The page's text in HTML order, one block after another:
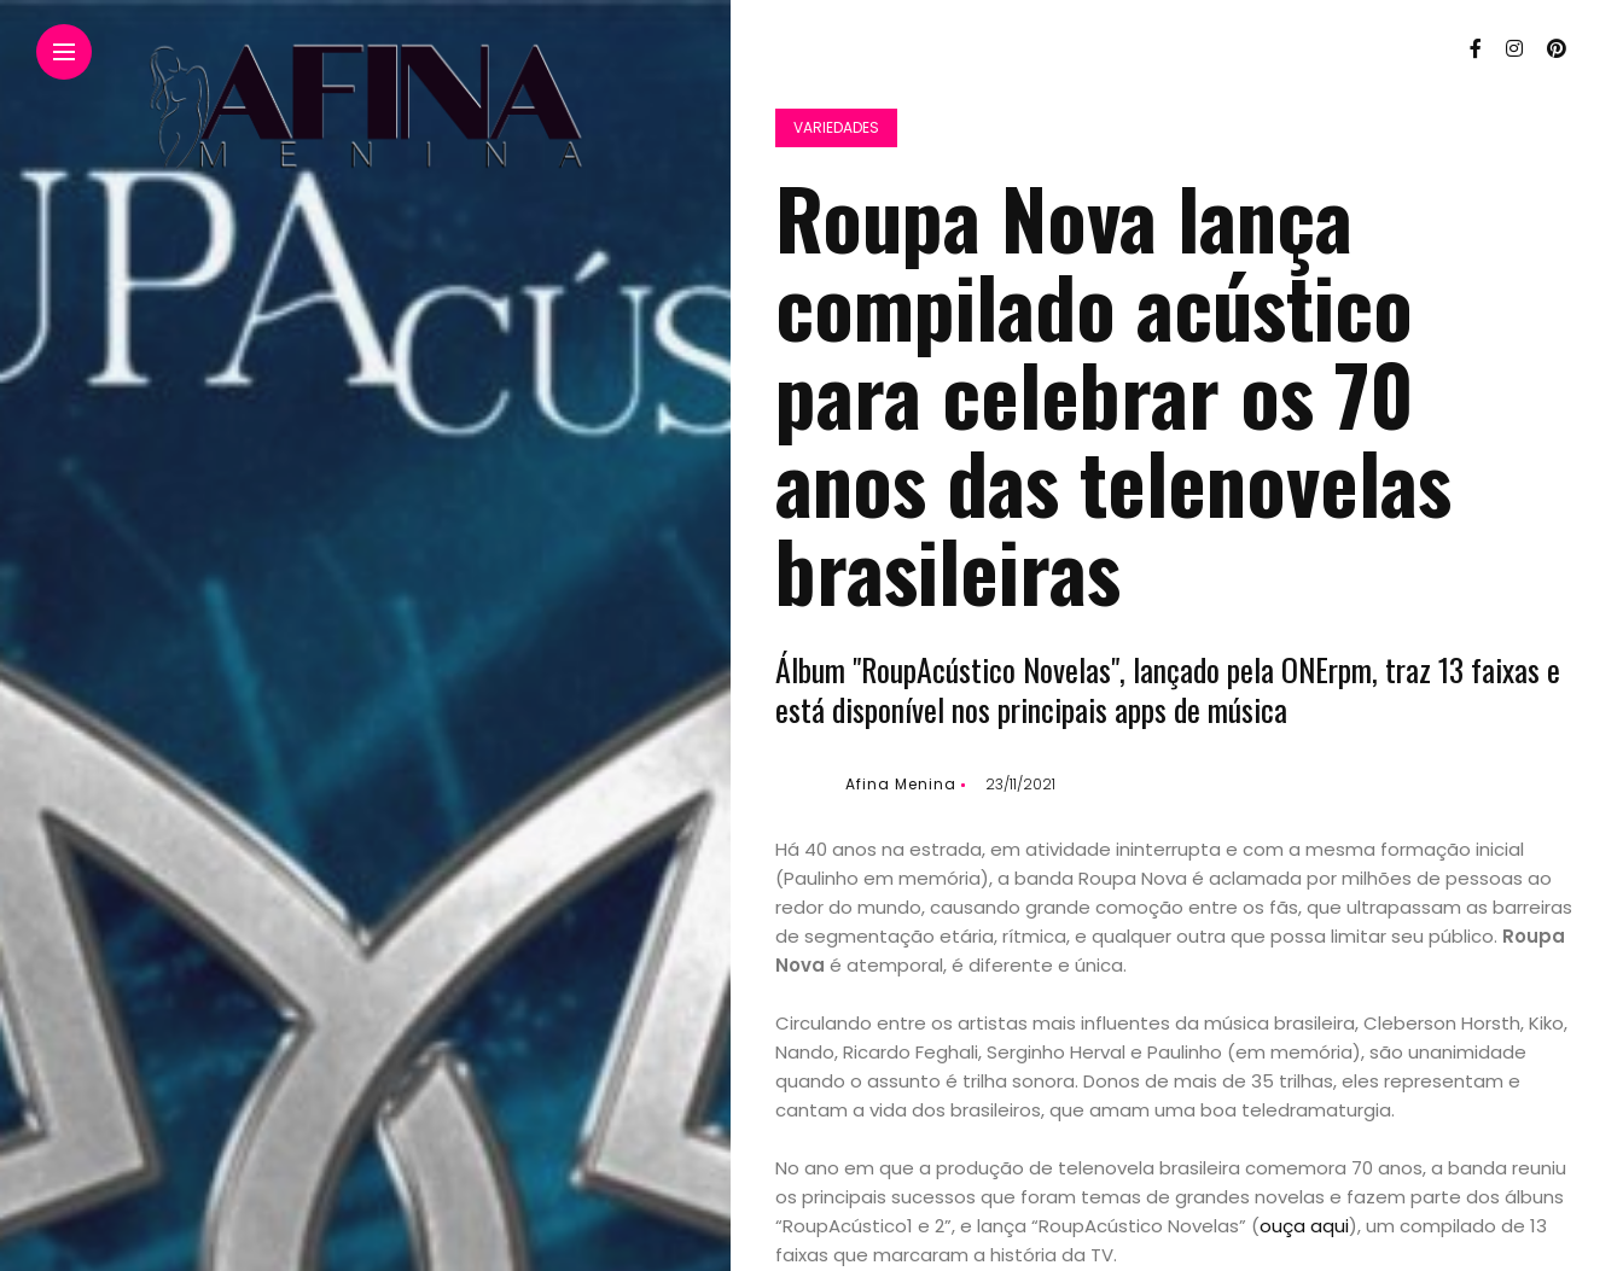
Início
Academia
Beleza
Bora
lá!
Casa
VARIEDADES
Roupa Nova lança
compilado acústico
para celebrar os 70
anos das telenovelas
brasileiras
Álbum "RoupAcústico Novelas", lançado pela ONErpm, traz 13 faixas e
está disponível nos principais apps de música
Afina Menina 23/11/2021
Há 40 anos na estrada, em atividade ininterrupta e com a mesma formação inicial
(Paulinho em memória), a banda Roupa Nova é aclamada por milhões de pessoas ao
redor do mundo, causando grande comoção entre os fãs, que ultrapassam as barreiras
de segmentação etária, rítmica, e qualquer outra que possa limitar seu público. Roupa
Nova é atemporal, é diferente e única.
Circulando entre os artistas mais influentes da música brasileira, Cleberson Horsth, Kiko,
Nando, Ricardo Feghali, Serginho Herval e Paulinho (em memória), são unanimidade
quando o assunto é trilha sonora. Donos de mais de 35 trilhas, eles representam e
cantam a vida dos brasileiros, que amam uma boa teledramaturgia.
No ano em que a produção de telenovela brasileira comemora 70 anos, a banda reuniu
os principais sucessos que foram temas de grandes novelas e fazem parte dos álbuns
“RoupAcústico1 e 2”, e lança “RoupAcústico Novelas” (ouça aqui), um compilado de 13
faixas que marcaram a história da TV.